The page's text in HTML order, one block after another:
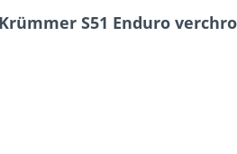
S51 Enduro